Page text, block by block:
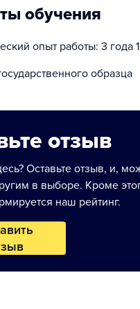
обучения
опыт работы: 3 года
образца
отзыв
Оставьте отзыв, и,
в выборе. Кроме
наш рейтинг.